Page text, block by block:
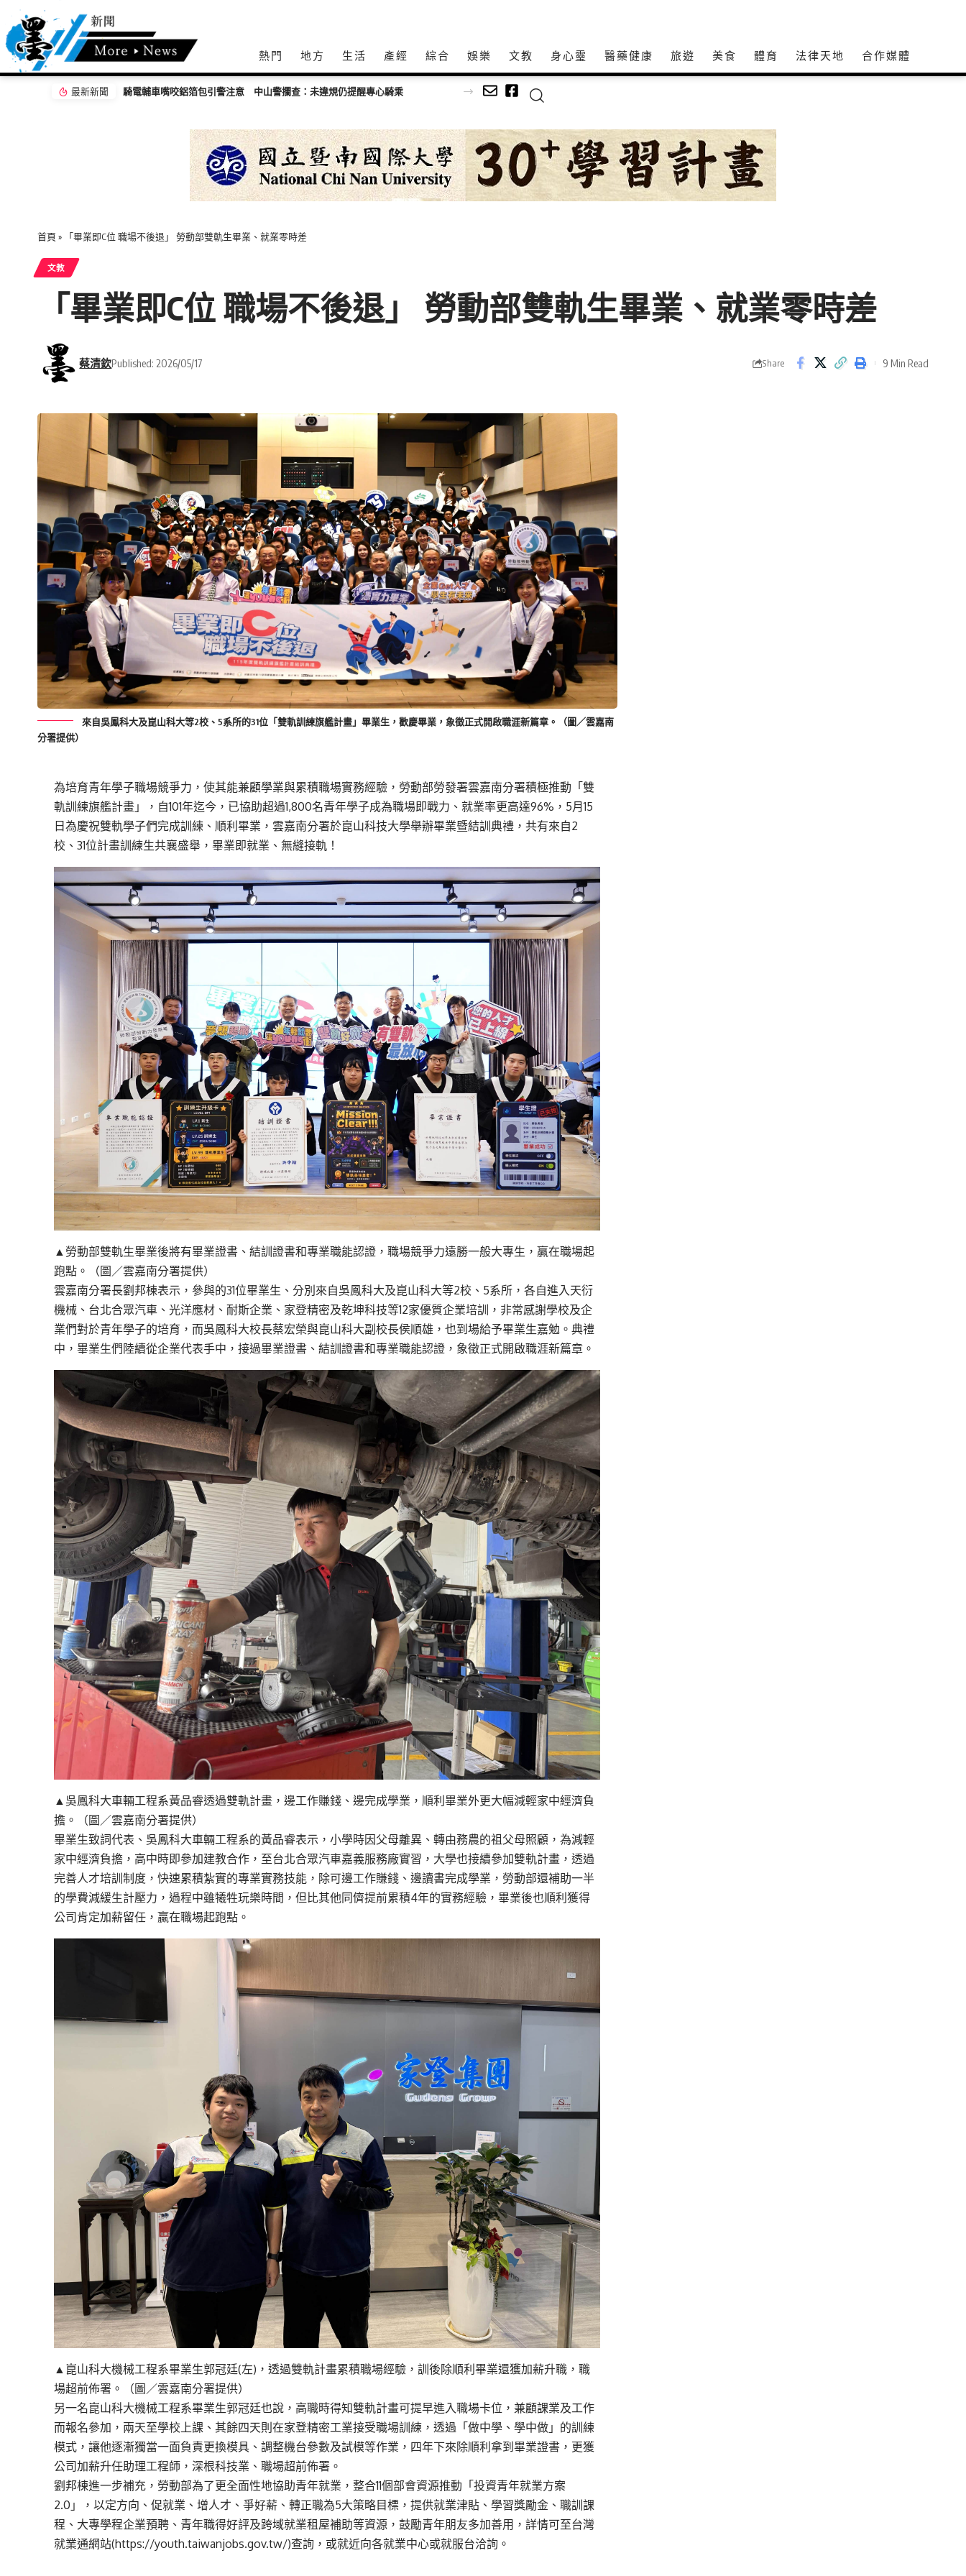
熱門 地方 生活 產經 綜合 娛樂 文教 身心𩆜 醫藥健康 旅遊 美食 體育 法律天地 合作媒體
最新新聞
中山警攔查：未違規仍提醒專心騎乘
首頁 » 「畢業即C位 職場不後退」 勞動部雙軌生畢業、就業零時差
文教
「畢業即C位 職場不後退」 勞動部雙軌生畢業、就業零時差
蔡清欽Published: 2026/05/17 Share 9 Min Read
來自吳鳳科大及崑山科大等2校、5系所的31位「雙軌訓練旗艦計畫」畢業生，歡慶畢業，象徵正式開啟職涯新篇章。（圖／雲嘉南
分署提供）
為培育青年學子職場競爭力，使其能兼顧學業與累積職場實務經驗，勞動部勞發署雲嘉南分署積極推動「雙
軌訓練旗艦計畫」，自101年迄今，已協助超過1,800名青年學子成為職場即戰力、就業率更高達96%，5月15
日為慶祝雙軌學子們完成訓練、順利畢業，雲嘉南分署於崑山科技大學舉辦畢業暨結訓典禮，共有來自2
校、31位計畫訓練生共襄盛舉，畢業即就業、無縫接軌！
▲勞動部雙軌生畢業後將有畢業證書、結訓證書和專業職能認證，職場競爭力遠勝一般大專生，贏在職場起
跑點。（圖／雲嘉南分署提供）
雲嘉南分署長劉邦棟表示，參與的31位畢業生、分別來自吳鳳科大及崑山科大等2校、5系所，各自進入天衍
機械、台北合眾汽車、光洋應材、耐斯企業、家登精密及乾坤科技等12家優質企業培訓，非常感謝學校及企
業們對於青年學子的培育，而吳鳳科大校長蔡宏榮與崑山科大副校長侯順雄，也到場給予畢業生嘉勉。典禮
中，畢業生們陸續從企業代表手中，接過畢業證書、結訓證書和專業職能認證，象徵正式開啟職涯新篇章。
▲吳鳳科大車輛工程系黃品睿透過雙軌計畫，邊工作賺錢、邊完成學業，順利畢業外更大幅減輕家中經濟負
擔。（圖／雲嘉南分署提供）
畢業生致詞代表、吳鳳科大車輛工程系的黃品睿表示，小學時因父母離異、轉由務農的祖父母照顧，為減輕
家中經濟負擔，高中時即參加建教合作，至台北合眾汽車嘉義服務廠實習，大學也接續參加雙軌計畫，透過
完善人才培訓制度，快速累積紮實的專業實務技能，除可邊工作賺錢、邊讀書完成學業，勞動部還補助一半
的學費減緩生計壓力，過程中雖犧牲玩樂時間，但比其他同儕提前累積4年的實務經驗，畢業後也順利獲得
公司肯定加薪留任，贏在職場起跑點。
▲崑山科大機械工程系畢業生郭冠廷(左)，透過雙軌計畫累積職場經驗，訓後除順利畢業還獲加薪升職，職
場超前佈署。（圖／雲嘉南分署提供）
另一名崑山科大機械工程系畢業生郭冠廷也說，高職時得知雙軌計畫可提早進入職場卡位，兼顧課業及工作
而報名參加，兩天至學校上課、其餘四天則在家登精密工業接受職場訓練，透過「做中學、學中做」的訓練
模式，讓他逐漸獨當一面負責更換模具、調整機台參數及試模等作業，四年下來除順利拿到畢業證書，更獲
公司加薪升任助理工程師，深根科技業、職場超前佈署。
劉邦棟進一步補充，勞動部為了更全面性地協助青年就業，整合11個部會資源推動「投資青年就業方案
2.0」，以定方向、促就業、增人才、爭好薪、轉正職為5大策略目標，提供就業津貼、學習獎勵金、職訓課
程、大專學程企業預聘、青年職得好評及跨域就業租屋補助等資源，鼓勵青年朋友多加善用，詳情可至台灣
就業通網站(https://youth.taiwanjobs.gov.tw/)查詢，或就近向各就業中心或就服台洽詢。